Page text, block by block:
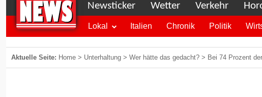
Newsticker Wetter Verkehr
Lokal Italien Chronik Politik
Aktuelle Seite: Home > Unterhaltung > Wer hätte das gedacht? > Bei 74 Prozent